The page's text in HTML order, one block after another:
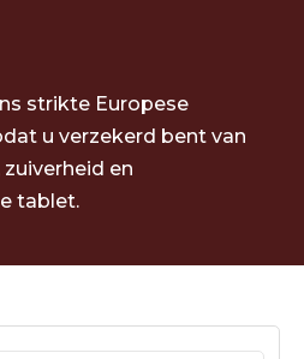
strikte Europese
u verzekerd bent van
en
tablet.